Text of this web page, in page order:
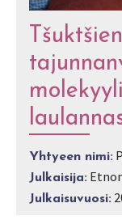
Yhtyeen nimi:
Julkaisija:
Julkaisuvuosi: